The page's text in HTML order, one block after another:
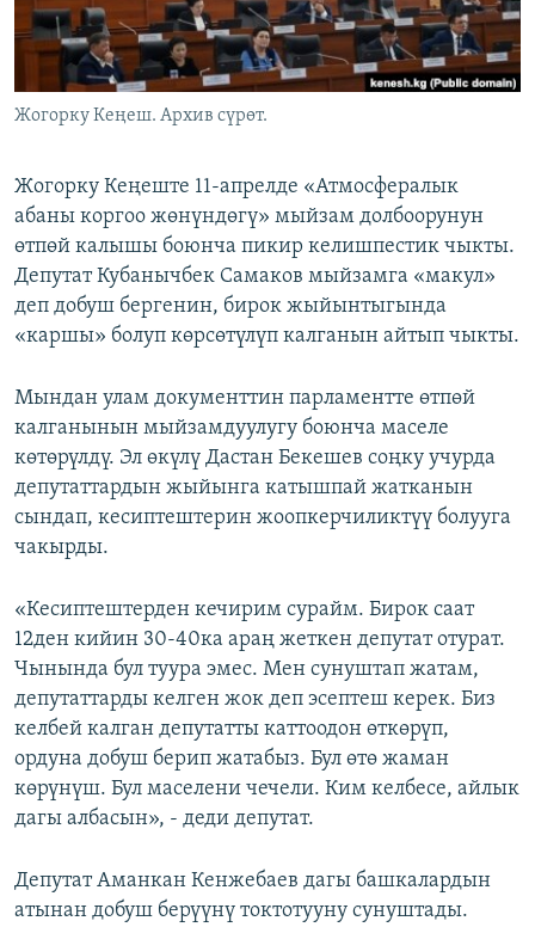
ЭЕ/АРнун бардык сайттары
Жогорку Кеңеш. Архив сүрөт.
Жогорку Кеңеште 11-апрелде «Атмосфералык
абаны коргоо жөнүндөгү» мыйзам долбоорунун
өтпөй калышы боюнча пикир келишпестик чыкты.
Депутат Кубанычбек Самаков мыйзамга «макул»
деп добуш бергенин, бирок жыйынтыгында
«каршы» болуп көрсөтүлүп калганын айтып чыкты.
Мындан улам документтин парламентте өтпөй
калганынын мыйзамдуулугу боюнча маселе
көтөрүлдү. Эл өкүлү Дастан Бекешев соңку учурда
депутаттардын жыйынга катышпай жатканын
сындап, кесиптештерин жоопкерчиликтүү болууга
чакырды.
«Кесиптештерден кечирим сурайм. Бирок саат
12ден кийин 30-40ка араң жеткен депутат отурат.
Чынында бул туура эмес. Мен сунуштап жатам,
депутаттарды келген жок деп эсептеш керек. Биз
келбей калган депутатты каттоодон өткөрүп,
ордуна добуш берип жатабыз. Бул өтө жаман
көрүнүш. Бул маселени чечели. Ким келбесе, айлык
дагы албасын», - деди депутат.
Депутат Аманкан Кенжебаев дагы башкалардын
атынан добуш берүүнү токтотууну сунуштады.